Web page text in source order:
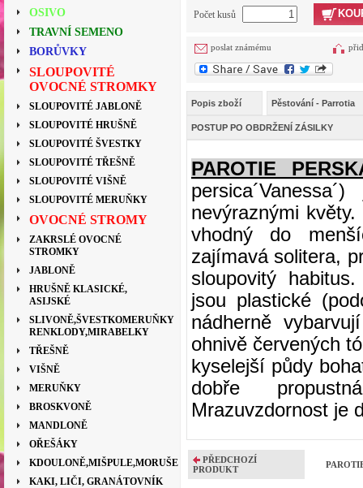
OSIVO
TRAVNÍ SEMENO
BORŮVKY
SLOUPOVITÉ
OVOCNÉ STROMKY
SLOUPOVITÉ JABLONĚ
SLOUPOVITÉ HRUŠNĚ
SLOUPOVITÉ ŠVESTKY
SLOUPOVITÉ TŘEŠNĚ
SLOUPOVITÉ VIŠNĚ
SLOUPOVITÉ MERUŇKY
OVOCNÉ STROMY
ZAKRSLÉ OVOCNÉ
STROMKY
JABLONĚ
HRUŠNĚ KLASICKÉ,
ASIJSKÉ
SLIVONĚ,ŠVESTKOMERUŇKY
RENKLODY,MIRABELKY
TŘEŠNĚ
VIŠNĚ
MERUŇKY
BROSKVONĚ
MANDLONĚ
OŘEŠÁKY
KDOULONĚ,MIŠPULE,MORUŠE
KAKI, LIČI, GRANÁTOVNÍK
Počet kusů
poslat známému
Popis zboží Pěstování - Parrotia
POSTUP PO OBDRŽENÍ ZÁSILKY
PAROTIE
nevýraznými
vhodný do
zajímavá solitera,
sloupovitý
jsou plastické
nádherně
ohnivě červených
kyselejší půdy
dobře
Mrazuvzdornost je
PŘEDCHOZÍ
PRODUKT